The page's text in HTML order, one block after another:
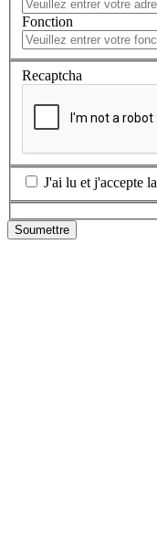
Fonction
Recaptcha
J'ai lu et j'accepte la